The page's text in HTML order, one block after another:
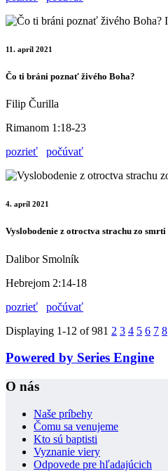
11. apríl 2021
Čo ti bráni poznať živého Boha?
Filip Čurilla
Rimanom 1:18-23
pozrieť
počúvať
4. apríl 2021
Vyslobodenie z otroctva strachu zo smrti
Dalibor Smolník
Hebrejom 2:14-18
pozrieť
počúvať
Displaying 1-12 of 981 2 3 4 5 6 7 8
Powered by Series Engine
O nás
Naše príbehy
Čomu sa venujeme
Kto sú baptisti
Vyznanie viery
Odpovede pre hľadajúcich